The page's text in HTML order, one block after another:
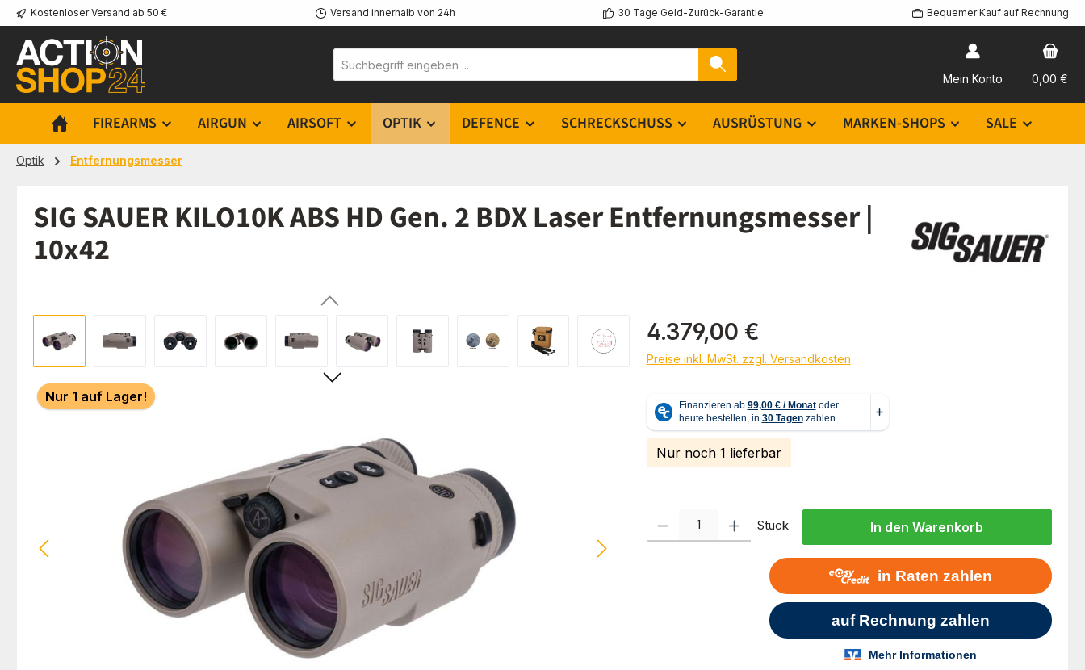
Hauptinhalt springen
Zur Suche springen
Zur Hauptnavigation springen
Kostenloser Versand ab 50 € Versand innerhalb von 24h 30 Tage Geld-Zurück-Garantie Bequemer Kauf auf Rechnung
Mein Konto 0,00 €
FIREARMS AIRGUN AIRSOFT OPTIK DEFENCE SCHRECKSCHUSS AUSRÜSTUNG MARKEN-SHOPS SALE
Optik Entfernungsmesser
SIG SAUER KILO10K ABS HD Gen. 2 BDX Laser Entfernungsmesser |
10x42
Nur 1 auf Lager!
Regulärer Preis:
4.379,00 €
Preise inkl. MwSt. zzgl. Versandkosten
Nur noch 1 lieferbar
Produkt Anzahl: Gib den gewünschten Wert ein oder benutze die Schaltflächen
Stück In den Warenkorb